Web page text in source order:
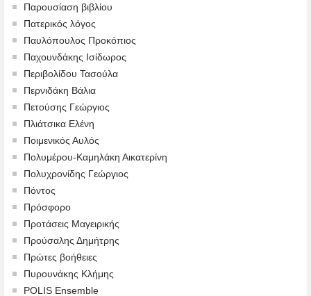
Παρουσίαση βιβλίου
Πατερικός λόγος
Παυλόπουλος Προκόπιος
Παχουνδάκης Ισίδωρος
Περιβολίδου Τασούλα
Περνιδάκη Βάλια
Πετούσης Γεώργιος
Πλιάτσικα Ελένη
Ποιμενικός Αυλός
Πολυμέρου-Καμηλάκη Αικατερίνη
Πολυχρονίδης Γεώργιος
Πόντος
Πρόσφορο
Προτάσεις Μαγειρικής
Προύσαλης Δημήτρης
Πρώτες βοήθειες
Πυρουνάκης Κλήμης
POLIS Ensemble